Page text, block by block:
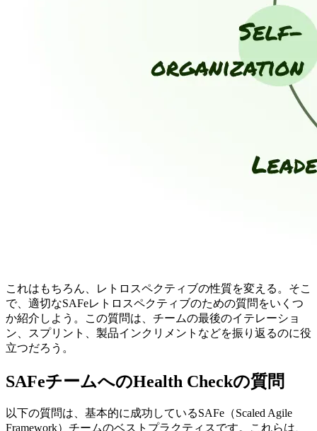
これはもちろん、レトロスペクティブの性質を変える。そこ
で、適切なSAFeレトロスペクティブのための質問をいくつ
か紹介しよう。この質問は、チームの最後のイテレーショ
ン、スプリント、製品インクリメントなどを振り返るのに役
立つだろう。
SAFeチームへのHealth Checkの質問
以下の質問は、基本的に成功しているSAFe（Scaled Agile
Framework）チームのベストプラクティスです。これらは、